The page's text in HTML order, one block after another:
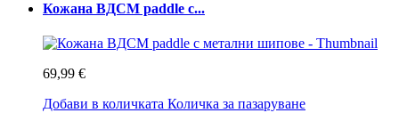
Кожана BДСМ paddle с...
69,99 €
Добави в количката Количка за пазаруване